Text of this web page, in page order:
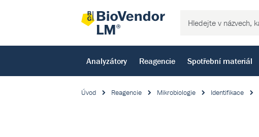
Analyzátory Reagencie Spotřební materiál
Úvod Reagencie Mikrobiologie Identifikace